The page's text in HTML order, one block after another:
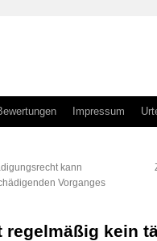
Impressum
kann
Vorganges
regelmäßig kein